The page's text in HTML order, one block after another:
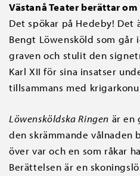
Västanå Teater berättar
Det spökar på Hedeby! Det
Bengt Löwensköld som går
graven och stulit den
Karl XII för sina insatser
tillsammans med
Löwensköldska Ringen är en
den skrämmande vålnaden
över var och en som råkar
Berättelsen är en